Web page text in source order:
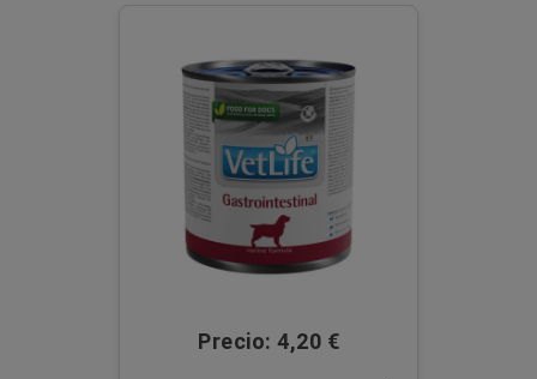
Precio: 4,20 €